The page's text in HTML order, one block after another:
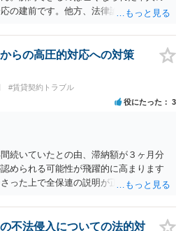
の建前です。他方、法律論はさてお
今回進められつつある手続はあくまで
明け渡すための便宜的方法として理解
その方法で進めた方が、連帯保証人で
、自身の経済的負担を最小限に食い止
といえます。
らの高圧的対応への対策
#賃貸契約トラブル
役にたった 3
続いていたとの由、滞納額が３ヶ月分
められる可能性が飛躍的に高まります
った上で全保連の説明が正しければ、
、中身のある返答は期待できないと思
不法侵入についての法的対